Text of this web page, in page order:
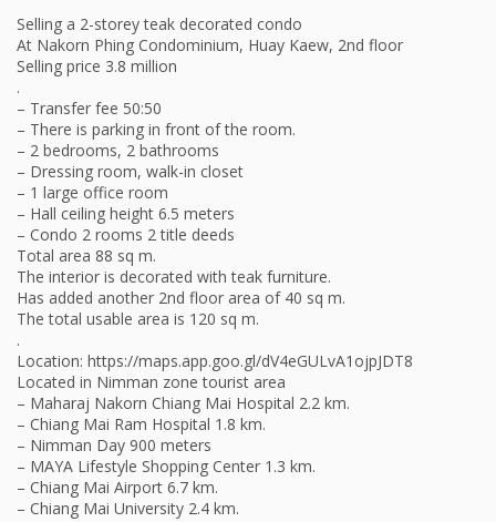
Selling a 2-storey teak decorated condo
At Nakorn Phing Condominium, Huay Kaew, 2nd floor
Selling price 3.8 million
.
– Transfer fee 50:50
– There is parking in front of the room.
– 2 bedrooms, 2 bathrooms
– Dressing room, walk-in closet
– 1 large office room
– Hall ceiling height 6.5 meters
– Condo 2 rooms 2 title deeds
Total area 88 sq m.
The interior is decorated with teak furniture.
Has added another 2nd floor area of 40 sq m.
The total usable area is 120 sq m.
.
Location: https://maps.app.goo.gl/dV4eGULvA1ojpJDT8
Located in Nimman zone tourist area
– Maharaj Nakorn Chiang Mai Hospital 2.2 km.
– Chiang Mai Ram Hospital 1.8 km.
– Nimman Day 900 meters
– MAYA Lifestyle Shopping Center 1.3 km.
– Chiang Mai Airport 6.7 km.
– Chiang Mai University 2.4 km.